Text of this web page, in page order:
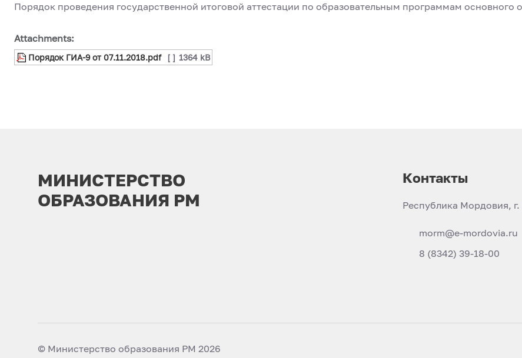
Порядок проведения государственной итоговой аттестации по образовательным программам основного
Attachments:
Порядок ГИА-9 от 07.11.2018.pdf [ ] 1364 kB
МИНИСТЕРСТВО
ОБРАЗОВАНИЯ РМ
Контакты
Республика Мордовия,
morm@e-mordovia.ru
8 (8342) 39-18-00
© Министерство образования РМ 2026